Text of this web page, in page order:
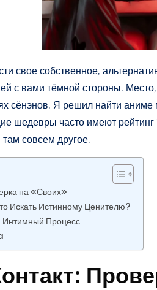
свое собственное,
с вами тёмной стороны.
сёнэнов. Я решил найти
шедевры часто имеют
совсем другое.
на «Своих»
Искать Истинному Ценителю?
Интимный Процесс